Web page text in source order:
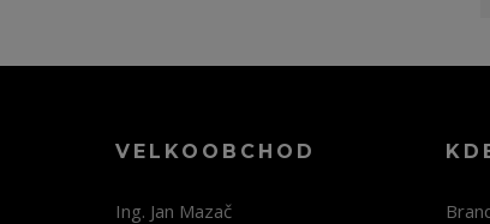
VELKOOBCHOD
Ing. Jan Mazač